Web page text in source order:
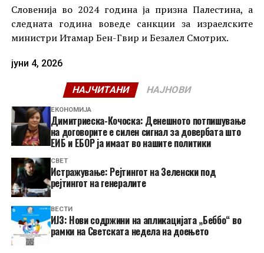
Словенија во 2024 година ја призна Палестина, а
следната година воведе санкции за израелските
министри Итамар Бен-Гвир и Безалел Смотрих.
јуни 4, 2026
НАЈЧИТАНИ НАЈНОВИ
ЕКОНОМИЈА
Димитриеска-Кочоска: Денешното потпишување
на договорите е силен сигнал за довербата што
ЕИБ и ЕБОР ја имаат во нашите политики
СВЕТ
Истражување: Рејтингот на Зеленски под
рејтингот на генералите
ВЕСТИ
ИЈЗ: Нови содржини на апликацијата „Беббо“ во
рамки на Светската недела на доењето